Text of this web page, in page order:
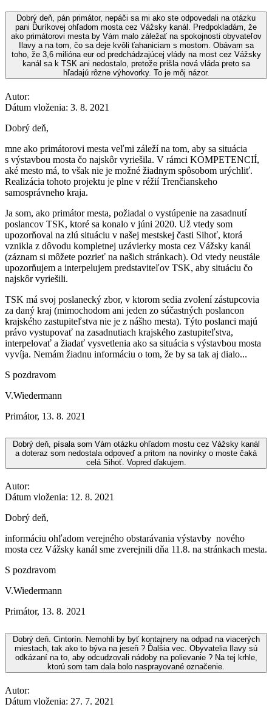
Dobrý deň, pán primátor, nepáči sa mi ako ste odpovedali na otázku
pani Ďuríkovej ohľadom mosta cez Vážsky kanál. Predpokladám, že
ako primátorovi mesta by Vám malo záležať na spokojnosti obyvateľov
Ilavy a na tom, čo sa deje kvôli ťahaniciam s mostom. Obávam sa
toho, že 3,6 milióna eur od predchádzajúcej vlády na most cez Vážsky
kanál sa k TSK ani nedostalo, pretože prišla nová vláda preto sa
hľadajú rôzne výhovorky. To je môj názor.
Autor:
Dátum vloženia: 3. 8. 2021
Dobrý deň,
mne ako primátorovi mesta veľmi záleží na tom, aby sa situácia
s výstavbou mosta čo najskôr vyriešila. V rámci KOMPETENCIÍ,
aké mesto má, to však nie je možné žiadnym spôsobom urýchliť.
Realizácia tohoto projektu je plne v réžií Trenčianskeho
samosprávneho kraja.
Ja som, ako primátor mesta, požiadal o vystúpenie na zasadnutí
poslancov TSK, ktoré sa konalo v júni 2020. Už vtedy som
upozorňoval na zlú situáciu v našej mestskej časti Sihoť, ktorá
vznikla z dôvodu kompletnej uzávierky mosta cez Vážsky kanál
(záznam si môžete pozrieť na našich stránkach). Od vtedy neustále
upozorňujem a interpelujem predstaviteľov TSK, aby situáciu čo
najskôr vyriešili.
TSK má svoj poslanecký zbor, v ktorom sedia zvolení zástupcovia
za daný kraj (mimochodom ani jeden zo súčastných poslancon
krajského zastupiteľstva nie je z nášho mesta). Týto poslanci majú
právo vystupovať na zasadnutiach krajského zastupiteľstva,
interpelovať a žiadať vysvetlenia ako sa situácia s výstavbou mosta
vyvíja. Nemám žiadnu informáciu o tom, že by sa tak aj dialo...
S pozdravom
V.Wiedermann
Primátor, 13. 8. 2021
Dobrý deň, písala som Vám otázku ohľadom mostu cez Vážsky kanál
a doteraz som nedostala odpoveď a pritom na novinky o moste čaká
celá Sihoť. Vopred ďakujem.
Autor:
Dátum vloženia: 12. 8. 2021
Dobrý deň,
informáciu ohľadom verejného obstarávania výstavby nového
mosta cez Vážsky kanál sme zverejnili dňa 11.8. na stránkach mesta.
S pozdravom
V.Wiedermann
Primátor, 13. 8. 2021
Dobrý deň. Cintorín. Nemohli by byť kontajnery na odpad na viacerých
miestach, tak ako to býva na jeseň ? Ďalšia vec. Obyvatelia Ilavy sú
odkázaní na to, aby odcudzovali nádoby na polievanie ? Na tej krhle,
ktorú som tam dala bolo nasprayované označenie.
Autor:
Dátum vloženia: 27. 7. 2021